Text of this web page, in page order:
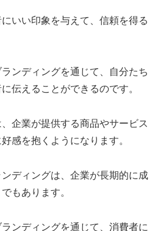
いい印象を与えて、信頼を得る
ンディングを通じて、自分たち
伝えることができるのです。
企業が提供する商品やサービス
感を抱くようになります。
ディングは、企業が長期的に成
もあります。
ンディングを通じて、消費者に